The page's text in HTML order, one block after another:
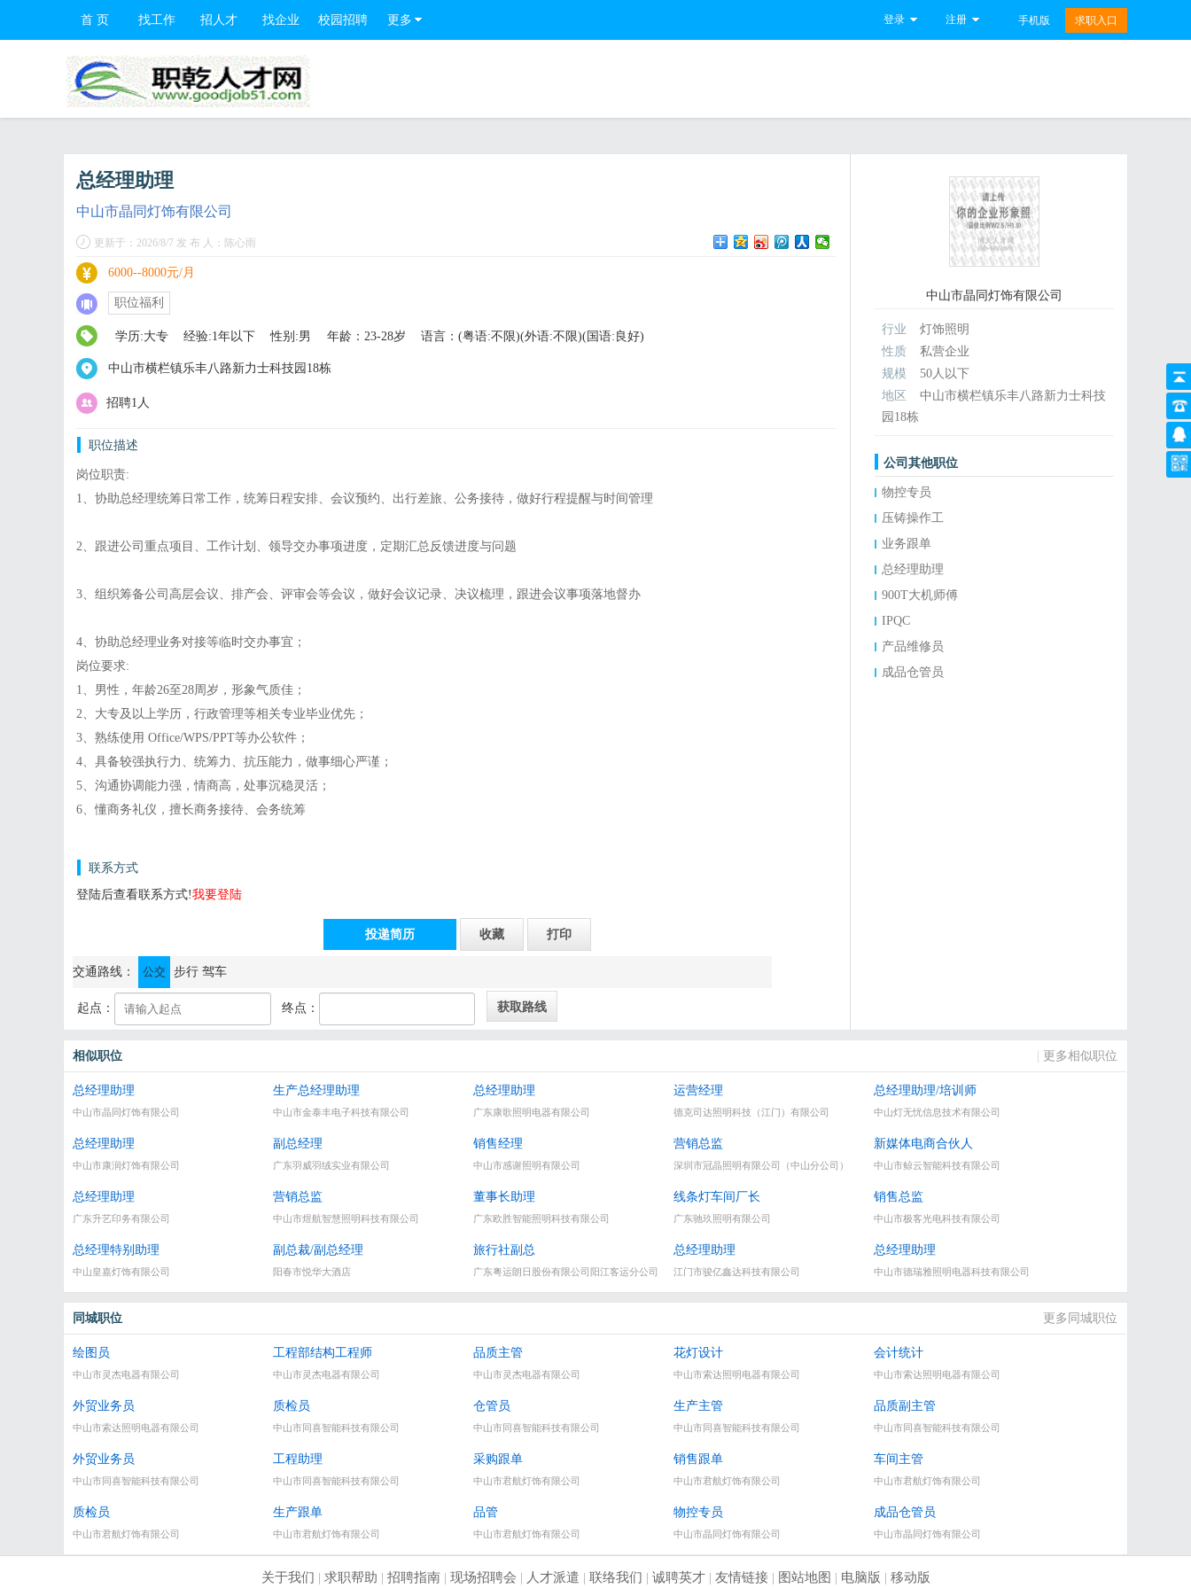
首 页 找工作 招人才 找企业 校园招聘 更多 手机版 求职入口
注册
登录
总经理助理
中山市晶同灯饰有限公司
更新于：2026/8/7 发 布 人：陈心雨
6000--8000元/月
职位福利
学历:大专 经验:1年以下 性别:男 年龄：23-28岁 语言：(粤语:不限)(外语:不限)(国语:良好)
中山市横栏镇乐丰八路新力士科技园18栋
招聘1人
职位描述
岗位职责:
1、协助总经理统筹日常工作，统筹日程安排、会议预约、出行差旅、公务接待，做好行程提醒与时间管理
2、跟进公司重点项目、工作计划、领导交办事项进度，定期汇总反馈进度与问题
3、组织筹备公司高层会议、排产会、评审会等会议，做好会议记录、决议梳理，跟进会议事项落地督办
4、协助总经理业务对接等临时交办事宜；
岗位要求:
1、男性，年龄26至28周岁，形象气质佳；
2、大专及以上学历，行政管理等相关专业毕业优先；
3、熟练使用 Office/WPS/PPT等办公软件；
4、具备较强执行力、统筹力、抗压能力，做事细心严谨；
5、沟通协调能力强，情商高，处事沉稳灵活；
6、懂商务礼仪，擅长商务接待、会务统筹
联系方式
登陆后查看联系方式!我要登陆
投递简历 收藏 打印
通讯地址：中山市横栏镇乐丰八路新力士科技园18栋
交通路线： 公交 步行 驾车
起点： 终点：
中山市晶同灯饰有限公司
行业
灯饰照明
性质
私营企业
规模
50人以下
地区
中山市横栏镇乐丰八路新力士科技
园18栋
公司其他职位
物控专员
压铸操作工
业务跟单
总经理助理
900T大机师傅
IPQC
产品维修员
成品仓管员
相似职位 | 更多相似职位
总经理助理
中山市晶同灯饰有限公司
生产总经理助理
中山市金泰丰电子科技有限公司
总经理助理
广东康歌照明电器有限公司
运营经理
德克司达照明科技（江门）有限公司
总经理助理/培训师
中山灯无忧信息技术有限公司
总经理助理
中山市康润灯饰有限公司
副总经理
广东羽威羽绒实业有限公司
销售经理
中山市感谢照明有限公司
营销总监
深圳市冠晶照明有限公司（中山分公司）
新媒体电商合伙人
中山市鲸云智能科技有限公司
总经理助理
广东升艺印务有限公司
营销总监
中山市煜航智慧照明科技有限公司
董事长助理
广东欧胜智能照明科技有限公司
线条灯车间厂长
广东驰玖照明有限公司
销售总监
中山市极客光电科技有限公司
总经理特别助理
中山皇嘉灯饰有限公司
副总裁/副总经理
阳春市悦华大酒店
旅行社副总
广东粤运朗日股份有限公司阳江客运分公司
总经理助理
江门市骏亿鑫达科技有限公司
总经理助理
中山市德瑞雅照明电器科技有限公司
同城职位 更多同城职位
绘图员
中山市灵杰电器有限公司
工程部结构工程师
中山市灵杰电器有限公司
品质主管
中山市灵杰电器有限公司
花灯设计
中山市索达照明电器有限公司
会计统计
中山市索达照明电器有限公司
外贸业务员
中山市索达照明电器有限公司
质检员
中山市同喜智能科技有限公司
仓管员
中山市同喜智能科技有限公司
生产主管
中山市同喜智能科技有限公司
品质副主管
中山市同喜智能科技有限公司
外贸业务员
中山市同喜智能科技有限公司
工程助理
中山市同喜智能科技有限公司
采购跟单
中山市君航灯饰有限公司
销售跟单
中山市君航灯饰有限公司
车间主管
中山市君航灯饰有限公司
质检员
中山市君航灯饰有限公司
生产跟单
中山市君航灯饰有限公司
品管
中山市君航灯饰有限公司
物控专员
中山市晶同灯饰有限公司
成品仓管员
中山市晶同灯饰有限公司
关于我们 | 求职帮助 | 招聘指南| 现场招聘会 | 人才派遣 | 联络我们 | 诚聘英才| 友情链接 | 图站地图 | 电脑版 | 移动版